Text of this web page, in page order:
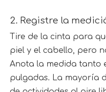
2. Registre la
Tire de la cinta para
piel y el cabello, pero
Anota la medida tanto
pulgadas. La mayoría